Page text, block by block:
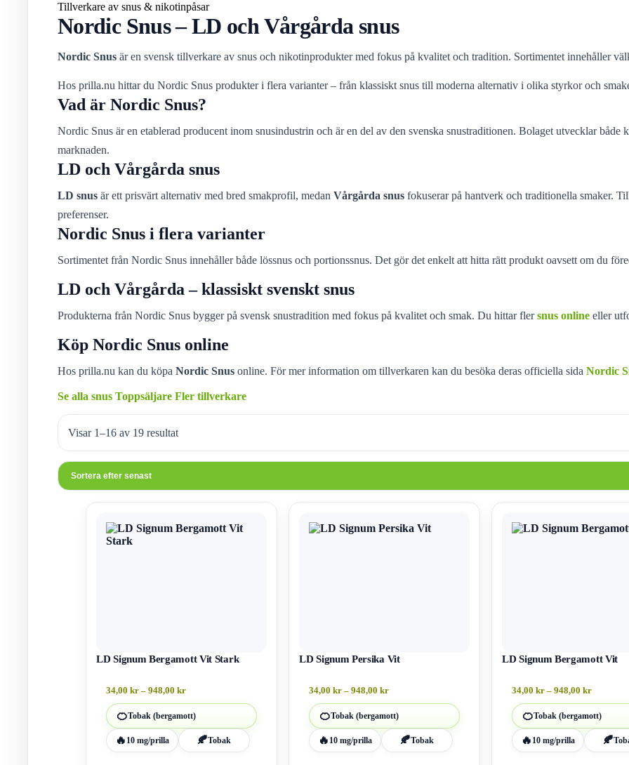
Tillverkare av snus & nikotinpåsar
Nordic Snus – LD och Vårgårda snus
Nordic Snus är en svensk tillverkare av snus och nikotinprodukter med fokus på kvalitet och tradition. Sortimentet innehåller
Hos prilla.nu hittar du Nordic Snus produkter i flera varianter – från klassiskt snus till moderna alternativ i olika styrkor och
Vad är Nordic Snus?
Nordic Snus är en etablerad producent inom snusindustrin och är en del av den svenska snustraditionen. Bolaget utvecklar både
marknaden.
LD och Vårgårda snus
LD snus är ett prisvärt alternativ med bred smakprofil, medan Vårgårda snus fokuserar på hantverk och traditionella smaker.
preferenser.
Nordic Snus i flera varianter
Sortimentet från Nordic Snus innehåller både lössnus och portionssnus. Det gör det enkelt att hitta rätt produkt oavsett om du
LD och Vårgårda – klassiskt svenskt snus
Produkterna från Nordic Snus bygger på svensk snustradition med fokus på kvalitet och smak. Du hittar flersnus online eller
Köp Nordic Snus online
Hos prilla.nu kan du köpa Nordic Snus online. För mer information om tillverkaren kan du besöka deras officiella sida Nordic
Se alla snus Toppsäljare Fler tillverkare
Visar 1–16 av 19 resultatSortera
efter
LD Signum Bergamott Vit Stark
34,00 kr – 948,00 krPrisintervall:
34,00 kr
till
948,00 kr
🍊Tobak (bergamott)
🔥 10 mg/prilla 🍂Tobak
produkten
produktsidan
LD Signum Persika Vit
34,00 kr – 948,00 krPrisintervall:
34,00 kr
till
948,00 kr
🍊Tobak (bergamott)
🔥 10 mg/prilla 🍂Tobak
produkten
produktsidan
LD Signum Bergamott Vit
34,00 kr – 948,00 kr
34,00 kr
till
948,00 kr
🍊Tobak (bergamott)
🔥 10 mg/prilla 🍂
produkten
produktsidan